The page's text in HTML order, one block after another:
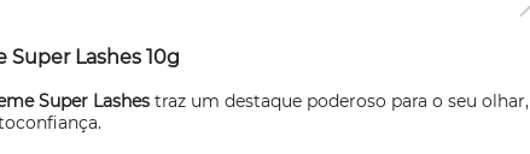
Super Lashes 10g
Super Lashes traz um destaque poderoso para o seu olhar,